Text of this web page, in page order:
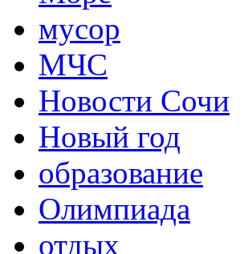
мусор
МЧС
Новости Сочи
Новый год
образование
Олимпиада
отдых